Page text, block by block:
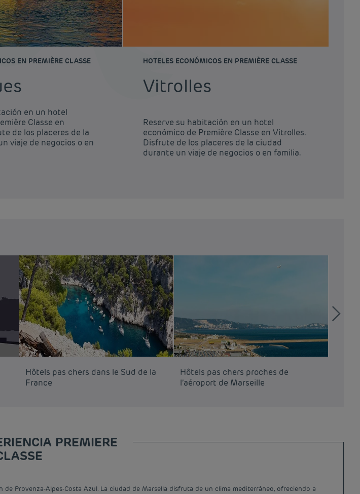
EN PREMIÈRE CLASSE
en un hotel
Classe en
de los placeres de la
viaje de negocios o en
HOTELES ECONÓMICOS EN PREMIÈRE CLASSE
Vitrolles
Reserve su habitación en un hotel
económico de Première Classe en Vitrolles.
Disfrute de los placeres de la ciudad
durante un viaje de negocios o en familia.
Hôtels pas chers dans le Sud de la
France
Hôtels pas chers proches de
l’aéroport de Marseille
PREMIERE
Provenza-Alpes-Costa Azul. La ciudad de Marsella disfruta de un clima mediterráneo, ofreciendo a